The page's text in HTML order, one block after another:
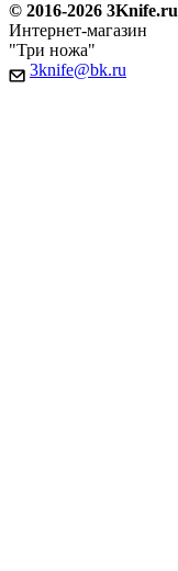
© 2016-2026 3Knife.ru
Интернет-магазин
"Три ножа"
3knife@bk.ru